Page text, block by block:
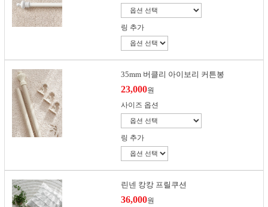
링 추가
35mm 버클리 아이보리 커튼봉
23,000원
사이즈 옵션
링 추가
린넨 캉캉 프릴쿠션
36,000원